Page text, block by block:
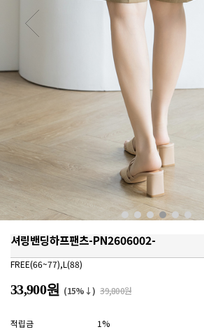
셔링밴딩하프팬츠-PN2606002-
FREE(66~77),L(88)
33,900원 (15%↓) 39,800원
적립금 1%